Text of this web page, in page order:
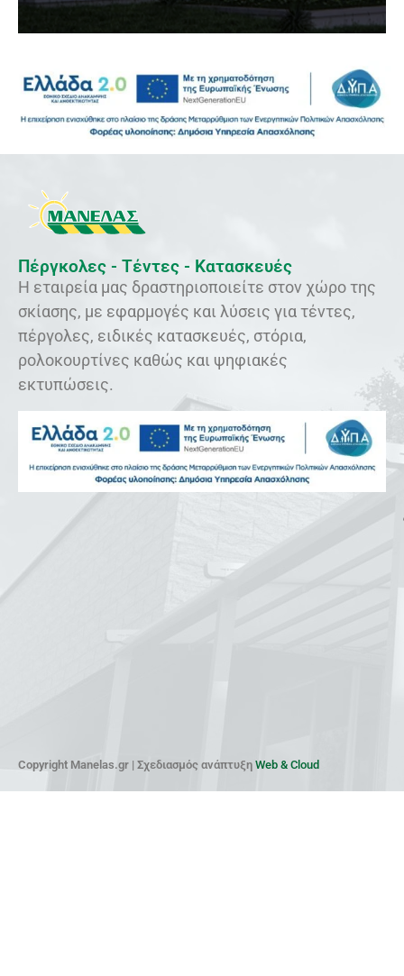
Πέργκολες - Τέντες - Κατασκευές
Η εταιρεία μας δραστηριοποιείτε στον χώρο της
σκίασης, με εφαρμογές και λύσεις για τέντες,
πέργολες, ειδικές κατασκευές, στόρια,
ρολοκουρτίνες καθώς και ψηφιακές
εκτυπώσεις.
Copyright Manelas.gr | Σχεδιασμός ανάπτυξη Web & Cloud